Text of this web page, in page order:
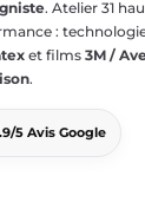
. Atelier 31
:
et films3M /
.
5 Avis Google